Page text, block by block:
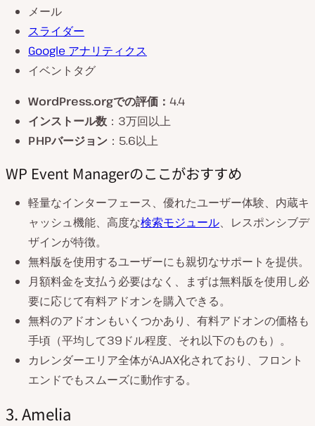
メール
スライダー
Google アナリティクス
イベントタグ
WordPress.orgでの評価： 4.4
インストール数 ：3万回以上
PHPバージョン ：5.6以上
WP Event Managerのここがおすすめ
軽量なインターフェース、優れたユーザー体験、内蔵キ
ャッシュ機能、高度な検索モジュール、レスポンシブデ
ザインが特徴。
無料版を使用するユーザーにも親切なサポートを提供。
月額料金を支払う必要はなく、まずは無料版を使用し必
要に応じて有料アドオンを購入できる。
無料のアドオンもいくつかあり、有料アドオンの価格も
手頃（平均して39ドル程度、それ以下のものも）。
カレンダーエリア全体がAJAX化されており、フロント
エンドでもスムーズに動作する。
3. Amelia